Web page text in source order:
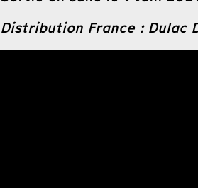
Distribution France : Dulac